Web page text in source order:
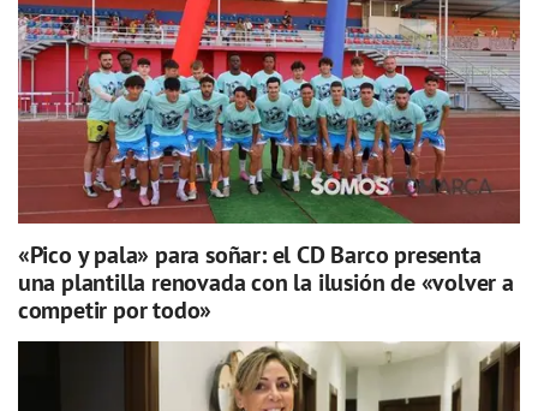
«Pico y pala» para soñar: el CD Barco presenta
una plantilla renovada con la ilusión de «volver a
competir por todo»